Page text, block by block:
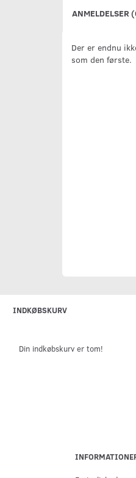
ANMELDELSER
Der er endnu
som den første.
INDKØBSKURV
Din indkøbskurv er tom!